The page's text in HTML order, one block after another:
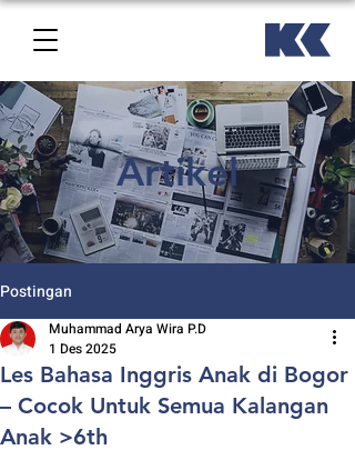
Artikel
Postingan
Les Bahasa Inggris Anak di Bogor
– Cocok Untuk Semua Kalangan
Anak >6th
Muhammad Arya Wira P.D
1 Des 2025